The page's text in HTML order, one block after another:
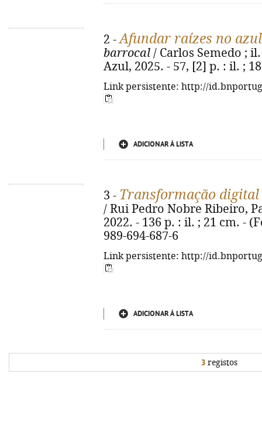
2 -Afundar raízes no azul
barrocal / Carlos Semedo ;
Azul, 2025. - 57, [2] p. : il. ;
Link persistente: http://
ADICIONAR À LISTA
3 - Transformação digital
/ Rui Pedro Nobre Ribeiro,
2022. - 136 p. : il. ; 21 cm. -
989-694-687-6
Link persistente: http://
ADICIONAR À LISTA
3 registos